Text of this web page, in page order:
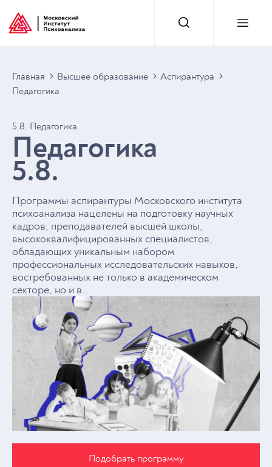
Главная Высшее образование
Аспирантура
Педагогика
5.8. Педагогика
Педагогика
5.8.
Программы аспирантуры Московского института
психоанализа нацелены на подготовку научных
кадров, преподавателей высшей школы,
высококвалифицированных специалистов,
обладающих уникальным набором
профессиональных исследовательских навыков,
востребованных не только в академическом
секторе, но и в...
Подобрать программу